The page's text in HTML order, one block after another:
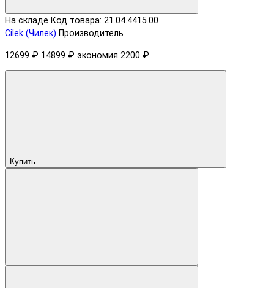
На складе Код товара: 21.04.4415.00
Cilek (Чилек) Производитель
12699 ₽ 14899 ₽ экономия 2200 ₽
Купить